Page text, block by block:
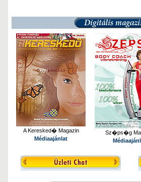
A Keresked� Magazin
Médiaajánlat
Sz�ps�g